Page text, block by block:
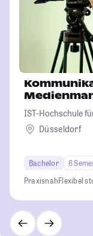
IST-Hochschule
Düsseldorf
Bachelor
6
PraxisnahFlexibel